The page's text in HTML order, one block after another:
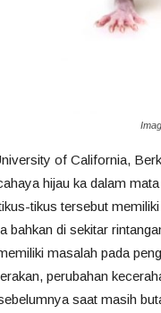
of California,
hijau ka dalam
tikus tersebut
bahkan di sekitar
masalah pada
perubahan
saat masih